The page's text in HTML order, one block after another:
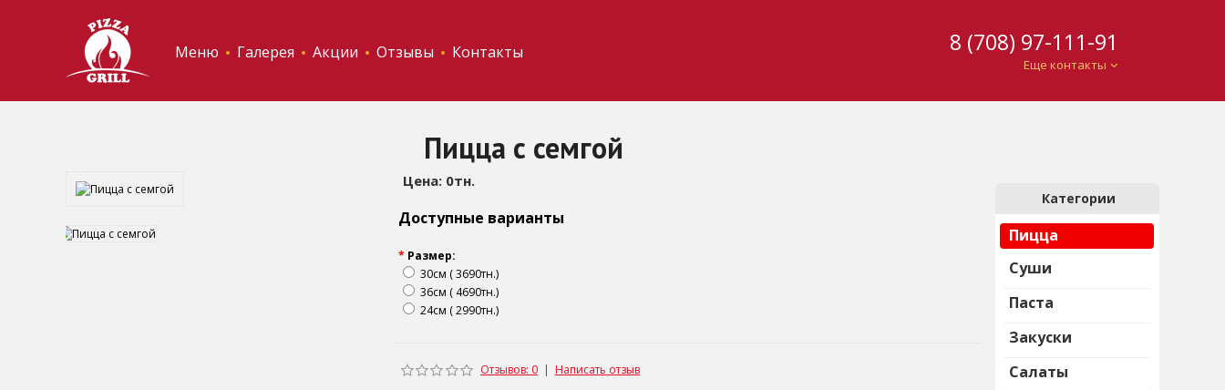
Меню Галерея Акции Отзывы Контакты 8 (708) 97-111-91
Еще контакты
Категории
Пицца
Суши
Паста
Закуски
Салаты
Пицца с семгой
Цена: 0тн.
Доступные варианты
* Размер:
30см ( 3690тн.)
36см ( 4690тн.)
24см ( 2990тн.)
Отзывов: 0| Написать отзыв